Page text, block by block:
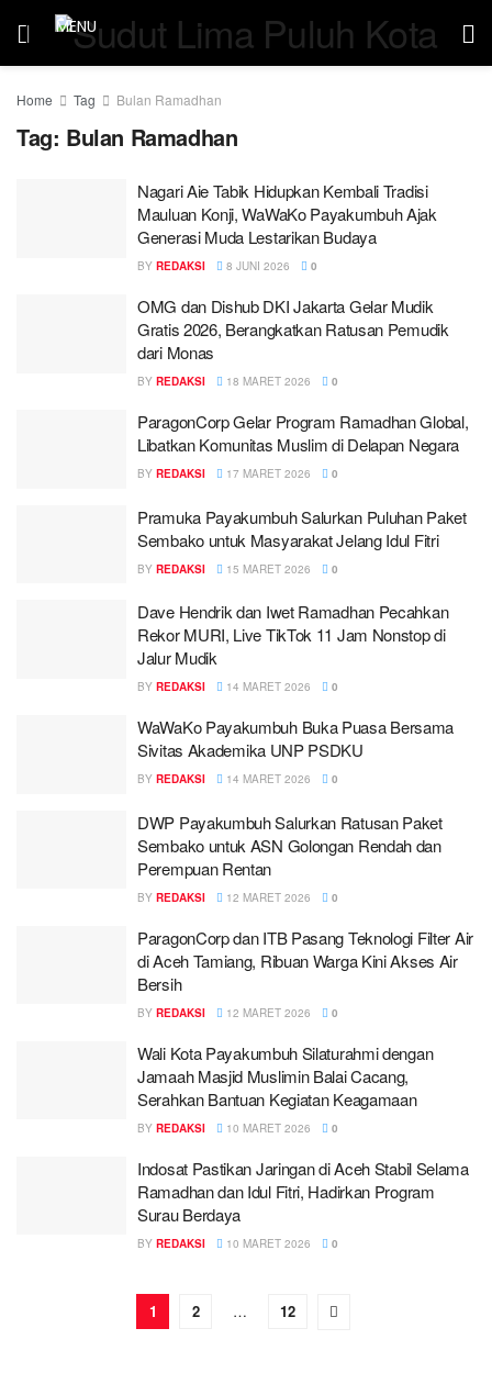
Home Tag Bulan Ramadhan
Tag: Bulan Ramadhan
Nagari Aie Tabik Hidupkan Kembali Tradisi
Mauluan Konji, WaWaKo Payakumbuh Ajak
Generasi Muda Lestarikan Budaya
BY REDAKSI 8 JUNI 2026 0
OMG dan Dishub DKI Jakarta Gelar Mudik
Gratis 2026, Berangkatkan Ratusan Pemudik
dari Monas
BY REDAKSI 18 MARET 2026 0
ParagonCorp Gelar Program Ramadhan Global,
Libatkan Komunitas Muslim di Delapan Negara
BY REDAKSI 17 MARET 2026 0
Pramuka Payakumbuh Salurkan Puluhan Paket
Sembako untuk Masyarakat Jelang Idul Fitri
BY REDAKSI 15 MARET 2026 0
Dave Hendrik dan Iwet Ramadhan Pecahkan
Rekor MURI, Live TikTok 11 Jam Nonstop di
Jalur Mudik
BY REDAKSI 14 MARET 2026 0
WaWaKo Payakumbuh Buka Puasa Bersama
Sivitas Akademika UNP PSDKU
BY REDAKSI 14 MARET 2026 0
DWP Payakumbuh Salurkan Ratusan Paket
Sembako untuk ASN Golongan Rendah dan
Perempuan Rentan
BY REDAKSI 12 MARET 2026 0
ParagonCorp dan ITB Pasang Teknologi Filter Air
di Aceh Tamiang, Ribuan Warga Kini Akses Air
Bersih
BY REDAKSI 12 MARET 2026 0
Wali Kota Payakumbuh Silaturahmi dengan
Jamaah Masjid Muslimin Balai Cacang,
Serahkan Bantuan Kegiatan Keagamaan
BY REDAKSI 10 MARET 2026 0
Indosat Pastikan Jaringan di Aceh Stabil Selama
Ramadhan dan Idul Fitri, Hadirkan Program
Surau Berdaya
BY REDAKSI 10 MARET 2026 0
1 2 … 12
MENU